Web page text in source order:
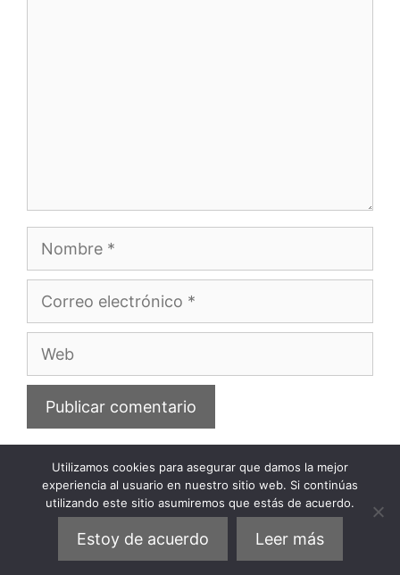
Correo
Privacidad Política de cookies Aviso legal
© 2026 Elviajista.com
Utilizamos cookies para asegurar que damos la mejor
experiencia al usuario en nuestro sitio web. Si continúas
utilizando este sitio asumiremos que estás de acuerdo.
Estoy de acuerdo Leer más